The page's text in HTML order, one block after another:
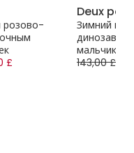
розово-
£
Deux par
Зимний
мальчиков
143,00 £